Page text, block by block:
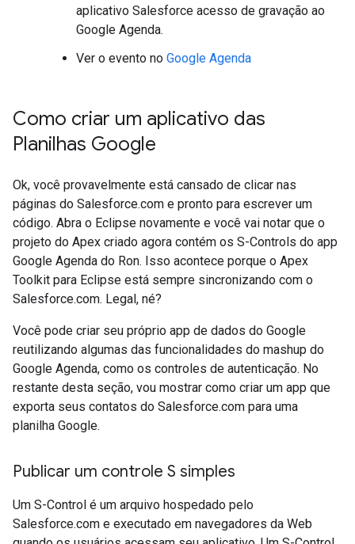
aplicativo Salesforce acesso de gravação ao
Google Agenda.
Ver o evento no Google Agenda
Como criar um aplicativo das
Planilhas Google
Ok, você provavelmente está cansado de clicar nas
páginas do Salesforce.com e pronto para escrever um
código. Abra o Eclipse novamente e você vai notar que o
projeto do Apex criado agora contém os S-Controls do app
Google Agenda do Ron. Isso acontece porque o Apex
Toolkit para Eclipse está sempre sincronizando com o
Salesforce.com. Legal, né?
Você pode criar seu próprio app de dados do Google
reutilizando algumas das funcionalidades do mashup do
Google Agenda, como os controles de autenticação. No
restante desta seção, vou mostrar como criar um app que
exporta seus contatos do Salesforce.com para uma
planilha Google.
Publicar um controle S simples
Um S-Control é um arquivo hospedado pelo
Salesforce.com e executado em navegadores da Web